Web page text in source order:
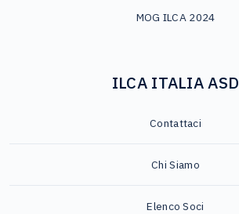
MOG ILCA 2024
ILCA ITALIA ASD
Contattaci
Chi Siamo
Elenco Soci